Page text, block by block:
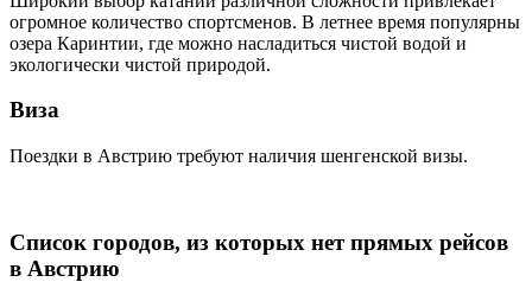
огромное количество спортсменов. В летнее время популярны
озера Каринтии, где можно насладиться чистой водой и
экологически чистой природой.
Виза
Поездки в Австрию требуют наличия шенгенской визы.
Список городов, из которых нет прямых рейсов
в Австрию